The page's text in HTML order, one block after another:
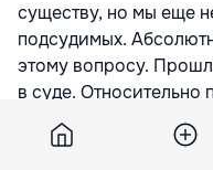
существу, но мы еще
подсудимых.
этому вопросу.
в суде. Относительно
которые
нет подсудимых,